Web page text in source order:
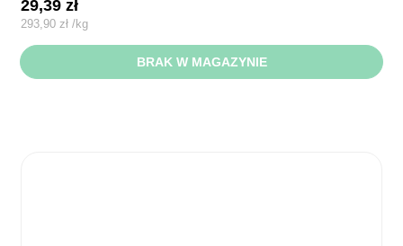
29,39zł
293,90 zł /kg
BRAK W MAGAZYNIE